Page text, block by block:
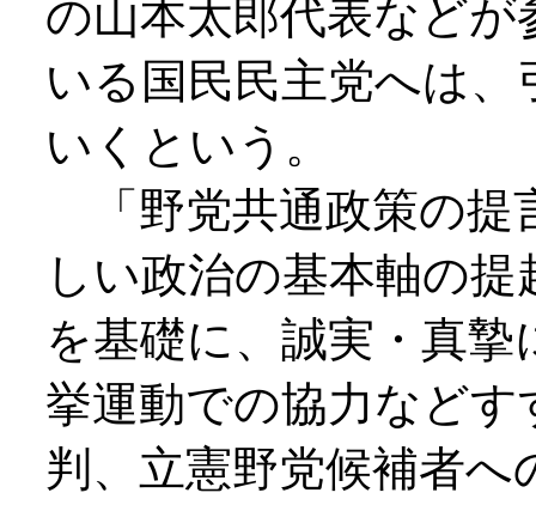
の山本太郎代表など
いる国民民主党へは
いくという。
「野党共通政策の提
しい政治の基本軸の
を基礎に、誠実・真
挙運動での協力など
判、立憲野党候補者